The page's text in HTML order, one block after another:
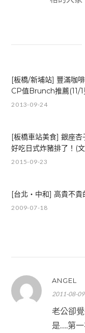
[板橋/新埔站] 豐滿咖
CP值Brunch推薦(11/1
2013-09-24
[板橋車站美食] 銀座
好吃日式炸豬排了！(
2015-09-23
[台北‧中和] 高貴不貴
2009-07-18
ANGEL
2011-08-
老公卻
是….第